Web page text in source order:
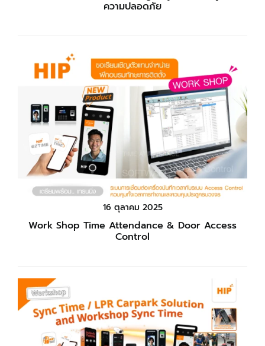
ความปลอดภัย
16 ตุลาคม 2025
Work Shop Time Attendance & Door Access
Control